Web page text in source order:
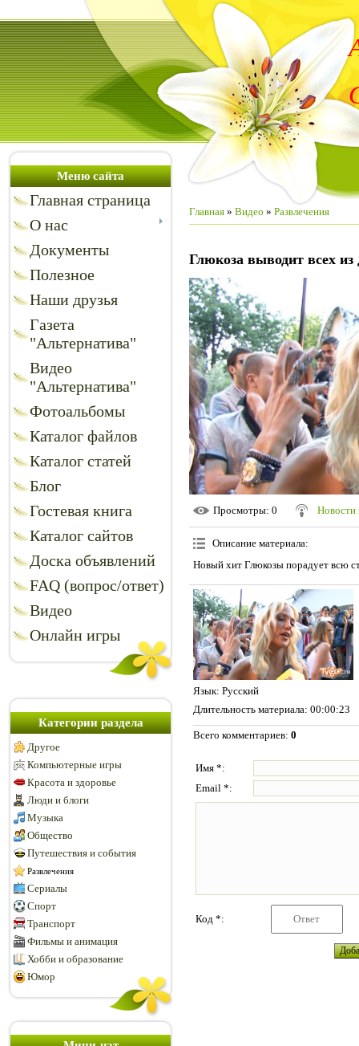
Меню сайта
Главная страница
О нас
Документы
Полезное
Наши друзья
Газета
"Альтернатива"
Видео
"Альтернатива"
Фотоальбомы
Каталог файлов
Каталог статей
Блог
Гостевая книга
Каталог сайтов
Доска объявлений
FAQ (вопрос/ответ)
Видео
Онлайн игры
Категории раздела
Другое
Компьютерные игры
Красота и здоровье
Люди и блоги
Музыка
Общество
Путешествия и события
Развлечения
Сериалы
Спорт
Транспорт
Фильмы и анимация
Хобби и образование
Юмор
Главная » Видео » Развлечения
Глюкоза выводит всех из
Просмотры: 0 Новости
Описание материала:
Новый хит Глюкозы порадует всю
Язык: Русский
Длительность материала: 00:00:23
Всего комментариев: 0
Имя *:
Email *:
Код *: